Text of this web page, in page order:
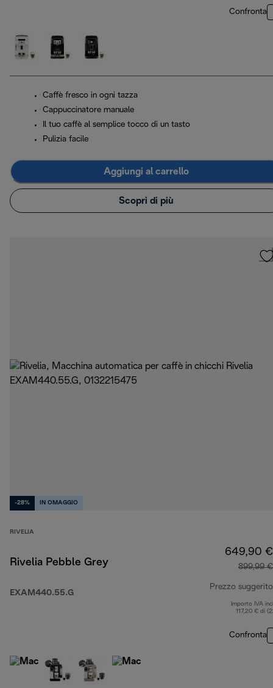
Confronta
Caffè fresco in ogni tazza
Cappuccinatore manuale
Il tuo caffè al semplice tocco di un tasto
Pulizia facile
Aggiungi al carrello
Scopri di più
-28% IN OMAGGIO
RIVELIA
Rivelia Pebble Grey
EXAM440.55.G
649,90 €
899,99 €
Prezzo suggerito
Importo IVA
117,20 € di
Confronta